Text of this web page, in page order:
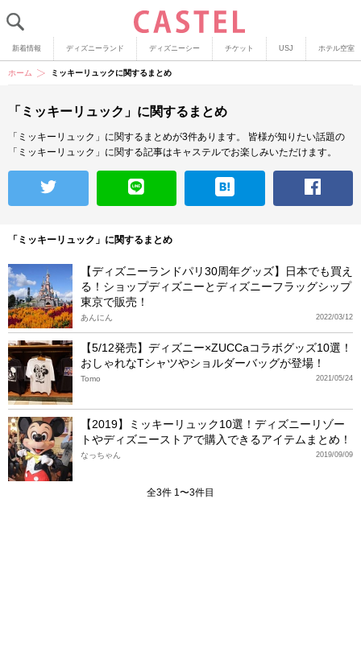
新着情報 ディズニーランド ディズニーシー チケット USJ ホテル空室
ホーム ミッキーリュックに関するまとめ
「ミッキーリュック」に関するまとめ
「ミッキーリュック」に関するまとめが3件あります。
皆様が知りたい話題の
「ミッキーリュック」に関する記事はキャステルでお楽しみいただけます。
「ミッキーリュック」に関するまとめ
【ディズニーランドパリ30周年グッズ】日本でも買え
る！ショップディズニーとディズニーフラッグシップ
東京で販売！
2022/03/12
あんにん
【5/12発売】ディズニー×ZUCCaコラボグッズ10選！
おしゃれなTシャツやショルダーバッグが登場！
2021/05/24
Tomo
【2019】ミッキーリュック10選！ディズニーリゾー
トやディズニーストアで購入できるアイテムまとめ！
2019/09/09
なっちゃん
全3件 1〜3件目